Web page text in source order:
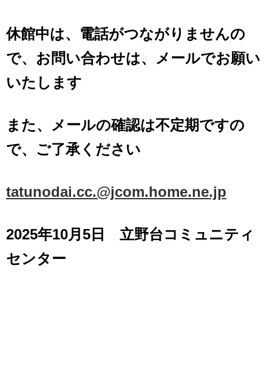
休館中は、電話がつながりませんの
で、お問い合わせは、メールでお願い
いたします
また、メールの確認は不定期ですの
で、ご了承ください
tatunodai.cc.@jcom.home.ne.jp
2025年10月5日 立野台コミュニティ
センター